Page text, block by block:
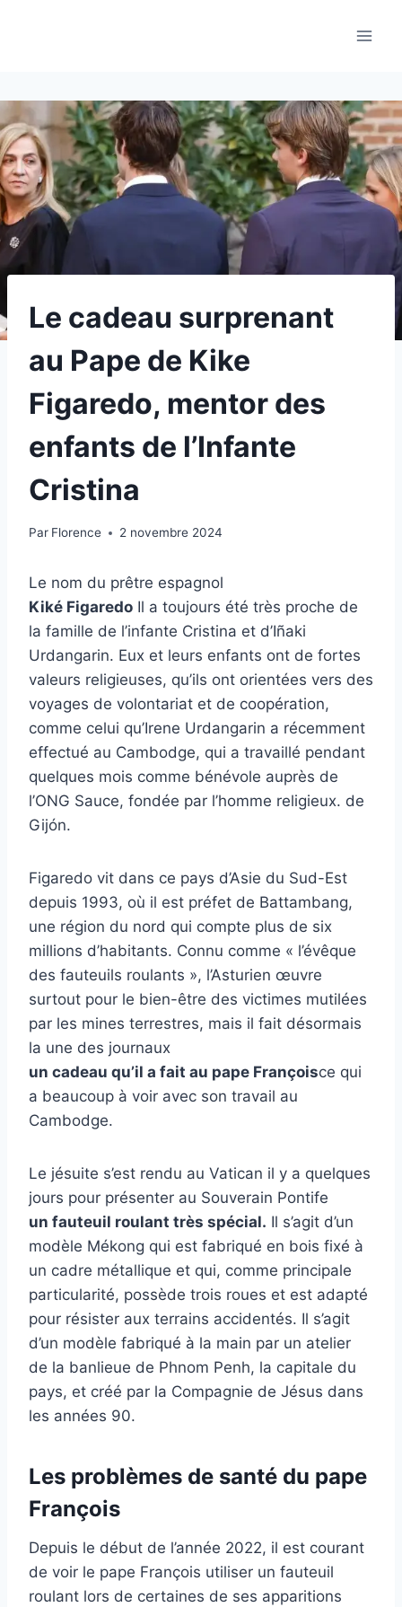
Le cadeau surprenant
au Pape de Kike
Figaredo, mentor des
enfants de l’Infante
Cristina
Par Florence 2 novembre 2024
Le nom du prêtre espagnol
Kiké Figaredo Il a toujours été très proche de
la famille de l’infante Cristina et d’Iñaki
Urdangarin. Eux et leurs enfants ont de fortes
valeurs religieuses, qu’ils ont orientées vers des
voyages de volontariat et de coopération,
comme celui qu’Irene Urdangarin a récemment
effectué au Cambodge, qui a travaillé pendant
quelques mois comme bénévole auprès de
l’ONG Sauce, fondée par l’homme religieux. de
Gijón.
Figaredo vit dans ce pays d’Asie du Sud-Est
depuis 1993, où il est préfet de Battambang,
une région du nord qui compte plus de six
millions d’habitants. Connu comme « l’évêque
des fauteuils roulants », l’Asturien œuvre
surtout pour le bien-être des victimes mutilées
par les mines terrestres, mais il fait désormais
la une des journaux
un cadeau qu’il a fait au pape Françoisce qui
a beaucoup à voir avec son travail au
Cambodge.
Le jésuite s’est rendu au Vatican il y a quelques
jours pour présenter au Souverain Pontife
un fauteuil roulant très spécial. Il s’agit d’un
modèle Mékong qui est fabriqué en bois fixé à
un cadre métallique et qui, comme principale
particularité, possède trois roues et est adapté
pour résister aux terrains accidentés. Il s’agit
d’un modèle fabriqué à la main par un atelier
de la banlieue de Phnom Penh, la capitale du
pays, et créé par la Compagnie de Jésus dans
les années 90.
Les problèmes de santé du pape
François
Depuis le début de l’année 2022, il est courant
de voir le pape François utiliser un fauteuil
roulant lors de certaines de ses apparitions